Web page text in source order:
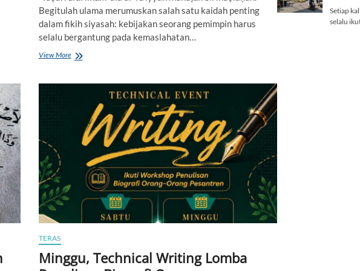
Begitulah ulama merumuskan salah satu kaidah penting
dalam fikih siyasah: kebijakan seorang pemimpin harus
selalu bergantung pada kemaslahatan…
View MoreK
a
TERAS
Minggu, Technical Writing Lomba